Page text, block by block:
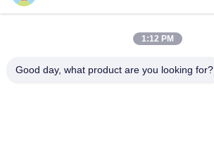
पता
1:12 PM
Good day, what product are you looking for?